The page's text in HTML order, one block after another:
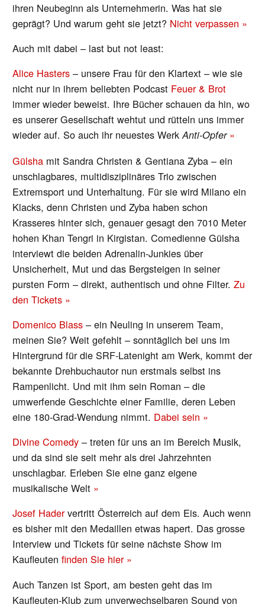
ihren Neubeginn als Unternehmerin. Was hat sie
geprägt? Und warum geht sie jetzt? Nicht verpassen »
Auch mit dabei – last but not least:
Alice Hasters – unsere Frau für den Klartext – wie sie
nicht nur in ihrem beliebten Podcast Feuer & Brot
immer wieder beweist. Ihre Bücher schauen da hin, wo
es unserer Gesellschaft wehtut und rütteln uns immer
wieder auf. So auch ihr neuestes WerkAnti-Opfer »
Gülsha mit Sandra Christen & Gentiana Zyba – ein
unschlagbares, multidisziplinäres Trio zwischen
Extremsport und Unterhaltung. Für sie wird Milano ein
Klacks, denn Christen und Zyba haben schon
Krasseres hinter sich, genauer gesagt den 7010 Meter
hohen Khan Tengri in Kirgistan. Comedienne Gülsha
interviewt die beiden Adrenalin-Junkies über
Unsicherheit, Mut und das Bergsteigen in seiner
pursten Form – direkt, authentisch und ohne Filter.Zu
den Tickets »
Domenico Blass – ein Neuling in unserem Team,
meinen Sie? Weit gefehlt – sonntäglich bei uns im
Hintergrund für die SRF-Latenight am Werk, kommt der
bekannte Drehbuchautor nun erstmals selbst ins
Rampenlicht. Und mit ihm sein Roman – die
umwerfende Geschichte einer Familie, deren Leben
eine 180-Grad-Wendung nimmt. Dabei sein »
Divine Comedy – treten für uns an im Bereich Musik,
und da sind sie seit mehr als drei Jahrzehnten
unschlagbar. Erleben Sie eine ganz eigene
musikalische Welt »
Josef Hadervertritt Österreich auf dem Eis. Auch wenn
es bisher mit den Medaillen etwas hapert. Das grosse
Interview und Tickets für seine nächste Show im
Kaufleutenfinden Sie hier »
Auch Tanzen ist Sport, am besten geht das im
Kaufleuten-Klub zum unverwechselbaren Sound von